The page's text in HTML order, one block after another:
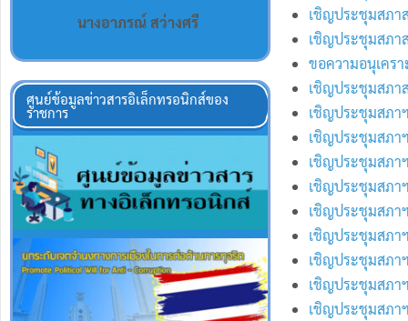
เชิญประชุมสภา
เชิญประชุมสภา
ขอความอนุเคร
เชิญประชุมสภ
เชิญประชุมสภา
เชิญประชุมสภ
เชิญประชุมสภา
เชิญประชุมสภา
เชิญประชุมสภา
เชิญประชุมสภา
เชิญประชุมสภา
เชิญประชุมสภา
เชิญประชุมสภา
นางอาภรณ์ สว่างศรี
ศูนย์ข้อมูลข่าวสารอิเล็กทรอนิกส์ของ
ราชการ